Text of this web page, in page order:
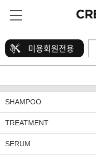
미용회원전용
SHAMPOO
TREATMENT
SERUM